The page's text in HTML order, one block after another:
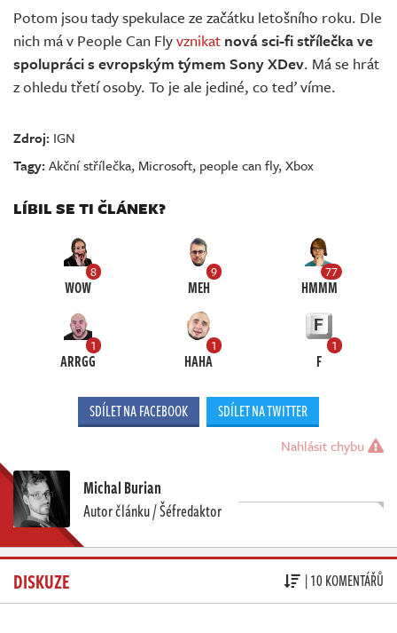
Potom jsou tady spekulace ze začátku letošního roku. Dle
nich má v People Can Flyvznikat nová sci-fi střílečka ve
spolupráci s evropským týmem Sony XDev. Má se hrát
z ohledu třetí osoby. To je ale jediné, co teď víme.
Zdroj: IGN
Tagy:Akční střílečka, Microsoft, people can fly,Xbox
LÍBIL SE TI ČLÁNEK?
8
WOW
9
MEH
77
HMMM
1
ARRGG
1
HAHA
1
F
SDÍLET NA FACEBOOK SDÍLET NA TWITTER
Nahlásit chybu
Michal Burian
Autor článku / Šéfredaktor
DISKUZE | 10 KOMENTÁŘŮ